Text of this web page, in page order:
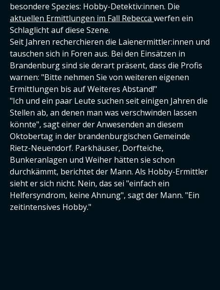
besondere Spezies: Hobby-Detektiv:innen. Die
aktuellen Ermittlungen im Fall Rebecca werfen ein
Schlaglicht auf diese Szene.
Seit Jahren recherchieren die Laienermittler:innen und
tauschen sich in Foren aus. Bei den Einsätzen in
Brandenburg sind sie derart präsent, dass die Profis
warnen: "Bitte nehmen Sie von weiteren eigenen
Ermittlungen bis auf Weiteres Abstand!"
"Ich und ein paar Leute suchen seit einigen Jahren die
Stellen ab, an denen man was verschwinden lassen
könnte", sagt einer der Anwesenden an diesem
Oktobertag in der brandenburgischen Gemeinde
Rietz-Neuendorf. Parkhäuser, Dorfteiche,
Bunkeranlagen und Weiher hätten sie schon
durchkämmt, berichtet der Mann. Als Hobby-Ermittler
sieht er sich nicht. Nein, das sei "einfach ein
Helfersyndrom, keine Ahnung", sagt der Mann. "Ein
zeitintensives Hobby."